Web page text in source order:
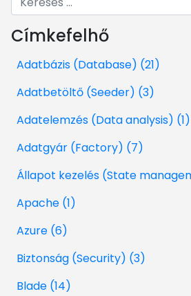
Címkefelhő
Adatbázis (Database) (21)
Adatbetöltő (Seeder) (3)
Adatelemzés (Data analysis) (1)
Adatgyár (Factory) (7)
Állapot kezelés (State
Apache (1)
Azure (6)
Biztonság (Security) (3)
Blade (14)